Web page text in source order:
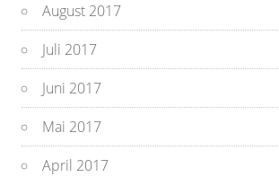
August 2017
Juli 2017
Juni 2017
Mai 2017
April 2017